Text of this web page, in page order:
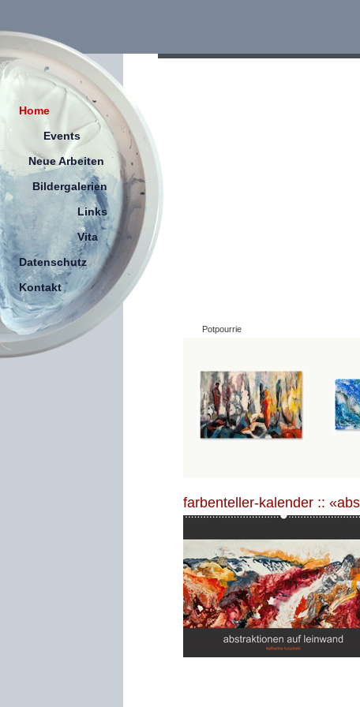
Potpourrie
farbenteller-kalender ::
Home
Events
Neue Arbeiten
Bildergalerien
Links
Vita
Datenschutz
Kontakt